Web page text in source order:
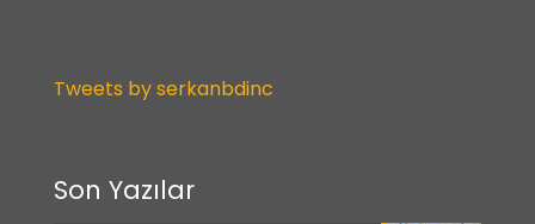
Tweets by serkanbdinc
Son Yazılar